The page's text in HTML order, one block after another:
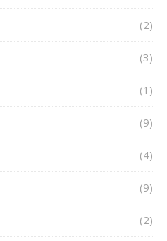
(2)
(3)
(1)
(9)
(4)
(9)
(2)